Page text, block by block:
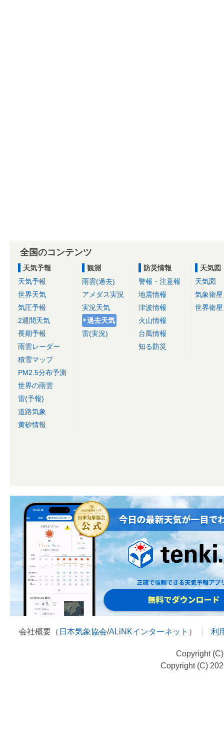
全国のコンテンツ
天気予報
天気予報
世界天気
気圧予報
2週間天気
長期予報
雨雲レーダー
積雪マップ
PM2.5分布予測
世界の雨雲
雷(予報)
道路気象
黄砂情報
観測
雨雲(過去)
アメダス実況
実況天気
過去天気
雷(実況)
防災情報
警報・注意報
地震情報
津波情報
火山情報
台風情報
知る防災
天気図
天気図
気象衛星
世界衛星
会社概要（ 日本気象協会/ALiNKインターネット ） 利
Copyright
Copyright (C)